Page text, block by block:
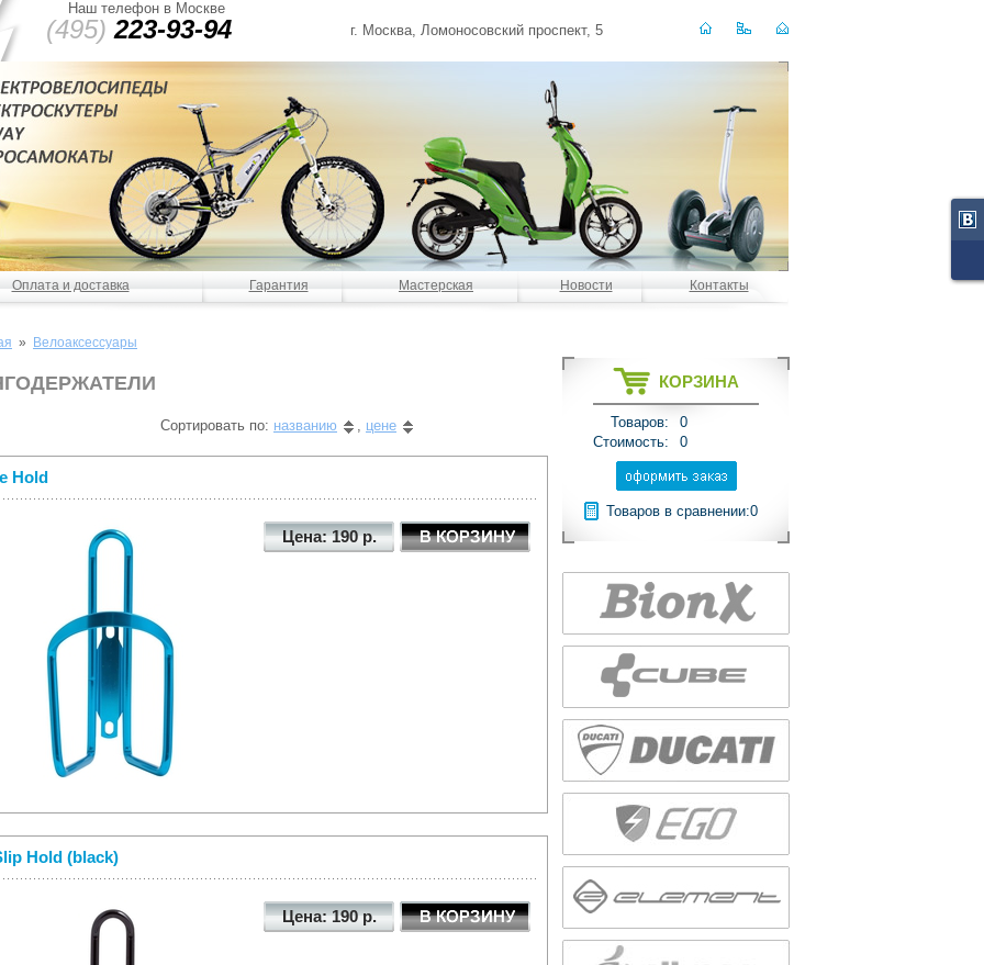
Наш телефон в Москве
(495) 223-93-94 г. Москва, Ломоносовский проспект, 5
Оплата и доставка Гарантия Мастерская Новости Контакты
КОРЗИНА
Товаров:
0
Стоимость:
0
Товаров в сравнении:0
» Велоаксессуары
Сортировать по: названию , цене
Hold
Цена: 190 р.
Hold (black)
Цена: 190 р.